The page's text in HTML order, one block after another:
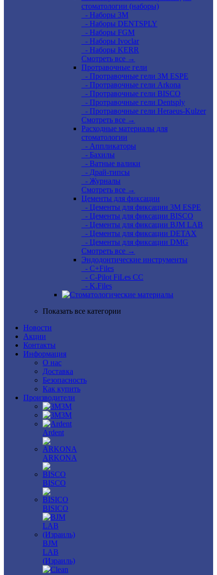
стоматологии (наборы)
- Наборы 3М
- Наборы DENTSPLY
- Наборы FGM
- Наборы Ivoclar
- Наборы KERR
Смотреть все →
Протравочные гели
- Протравочные гели 3М ESPE
- Протравочные гели Arkona
- Протравочные гели BISCO
- Протравочные гели Dentsply
- Протравочные гели Heraeus-Kulzer
Смотреть все →
Расходные материалы для
стоматологии
- Аппликаторы
- Бахилы
- Ватные валики
- Драй-типсы
- Журналы
Смотреть все →
Цементы для фиксации
- Цементы для фиксации 3M ESPE
- Цементы для фиксации BISCO
- Цементы для фиксации BJM LAB
- Цементы для фиксации DETAX
- Цементы для фиксации DMG
Смотреть все →
Эндодонтические инструменты
- C+Files
- C-Pilot FiLes CC
- K.Files
Показать все категории
Новости
Акции
Контакты
Информация
О нас
Доставка
Безопасность
Как купить
Производители
3M
3М
Ardent
ARKONA
BISCO
BISICO
BJM
LAB
(Израиль)